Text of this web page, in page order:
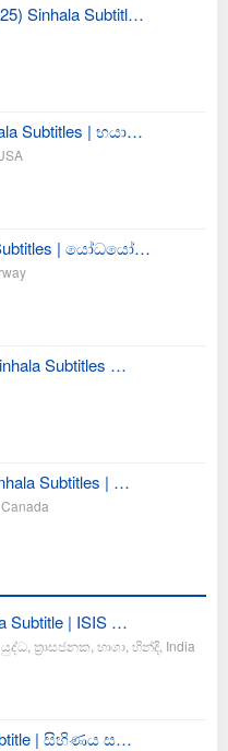
Sinhala Subtitl…
Subtitles | භයා…
Subtitles | යෝධයෝ…
Subtitles …
Subtitles | …
Canada
Subtitle | ISIS …
යුද්ධ ත්‍රාසජනක භාශා හින්දි India
| සිහිණය ස…